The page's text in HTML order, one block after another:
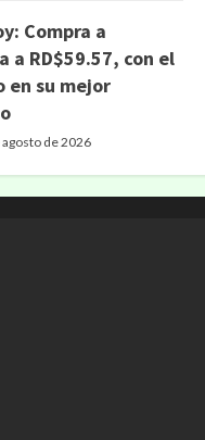
Compra a
a RD$59.57, con el
en su mejor
agosto de 2026